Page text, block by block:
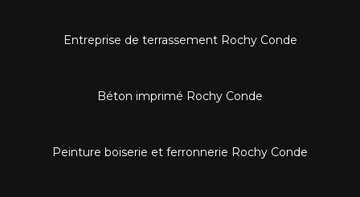
Entreprise de terrassement Rochy Conde
Béton imprimé Rochy Conde
Peinture boiserie et ferronnerie Rochy Conde